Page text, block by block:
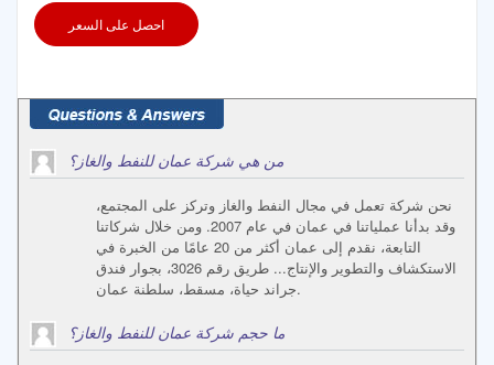
احصل على السعر
من هي شركة عمان للنفط والغاز؟
نحن شركة تعمل في مجال النفط والغاز وتركز على المجتمع،
وقد بدأنا عملياتنا في عمان في عام 2007. ومن خلال شركاتنا
التابعة، نقدم إلى عمان أكثر من 20 عامًا من الخبرة في
الاستكشاف والتطوير والإنتاج... طريق رقم 3026، بجوار فندق
جراند حياة، مسقط، سلطنة عمان.
ما حجم شركة عمان للنفط والغاز؟